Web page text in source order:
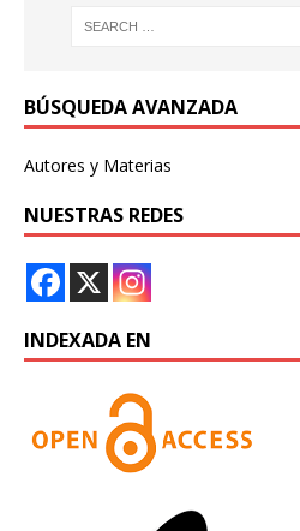
BÚSQUEDA AVANZADA
Autores y Materias
NUESTRAS REDES
INDEXADA EN